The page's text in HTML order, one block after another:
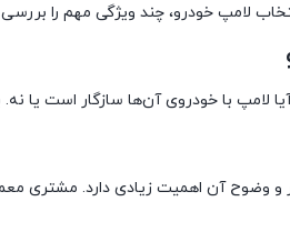
لامپ خودرو، چند ویژگی مهم را
لامپ با خودروی آن‌ها سازگار است یا
و وضوح آن اهمیت زیادی دارد. مشتری